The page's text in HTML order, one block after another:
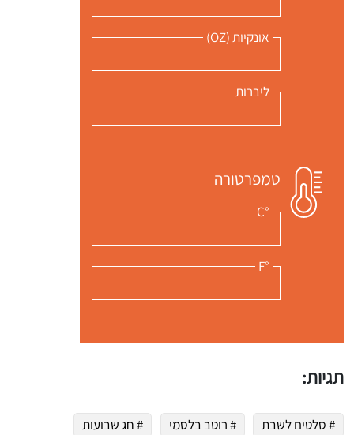
כמנויים ותלחצו על הפעמון תקבלו התראה לטלפון הנייד ברגע שעולה מתכון חדש לערוץ,
אונקיות (OZ)
ליברות
טמפרטורה
°C
°F
תגיות:
# סלטים לשבת # רוטב בלסמי
# חג שבועות